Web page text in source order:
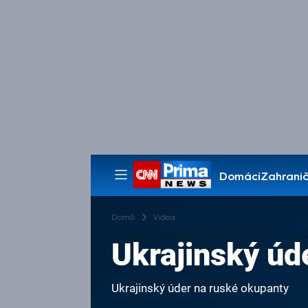
Domácí
Pořady
Domů Videa
Ukrajinský
Ukrajinský úder na ruské okupanty